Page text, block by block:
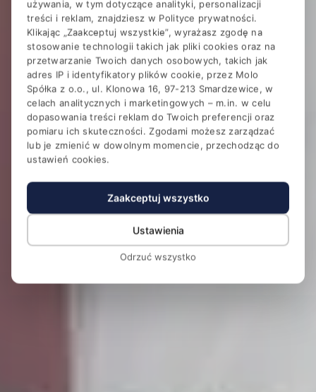
Hotel Magellan Business &
SPA
Konferencje i SPA w otoczeniu lasu przy Zalewie
Sulejowskim
używania, w tym dotyczące analityki, personalizacji
treści i reklam, znajdziesz w Polityce prywatności.
Klikając „Zaakceptuj wszystkie”, wyrażasz zgodę na
stosowanie technologii takich jak pliki cookies oraz na
przetwarzanie Twoich danych osobowych, takich jak
adres IP i identyfikatory plików cookie, przez Molo
Spółka z o.o., ul. Klonowa 16, 97-213 Smardzewice, w
celach analitycznych i marketingowych – m.in. w celu
dopasowania treści reklam do Twoich preferencji oraz
pomiaru ich skuteczności. Zgodami możesz zarządzać
lub je zmienić w dowolnym momencie, przechodząc do
ustawień cookies.
Zaakceptuj wszystko
Ustawienia
Odrzuć wszystko